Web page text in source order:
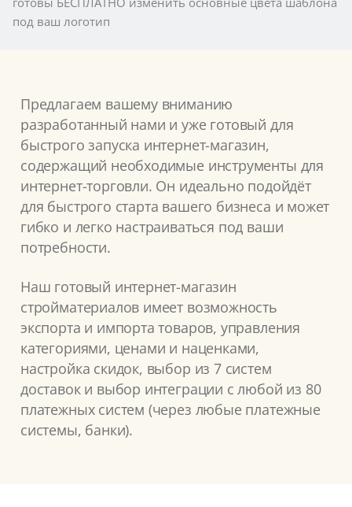
под ваш логотип
Предлагаем вашему вниманию
разработанный нами и уже готовый для
быстрого запуска интернет-магазин,
содержащий необходимые инструменты для
интернет-торговли. Он идеально подойдёт
для быстрого старта вашего бизнеса и может
гибко и легко настраиваться под ваши
потребности.
Наш готовый интернет-магазин
стройматериалов имеет возможность
экспорта и импорта товаров, управления
категориями, ценами и наценками,
настройка скидок, выбор из 7 систем
доставок и выбор интеграции с любой из 80
платежных систем (через любые платежные
системы, банки).